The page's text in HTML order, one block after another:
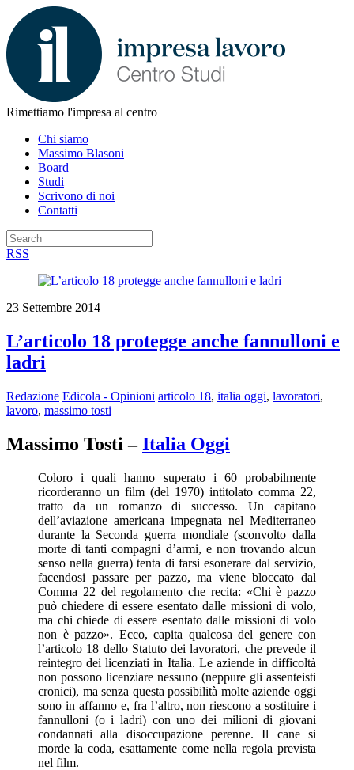
Rimettiamo l'impresa al centro
Chi siamo
Massimo Blasoni
Board
Studi
Scrivono di noi
Contatti
RSS
23 Settembre 2014
L’articolo 18 protegge anche fannulloni e
ladri
Redazione Edicola - Opinioni articolo 18, italia oggi, lavoratori,
lavoro, massimo tosti
Massimo Tosti –Italia Oggi
Coloro i quali hanno superato i 60 probabilmente
ricorderanno un film (del 1970) intitolato comma 22,
tratto da un romanzo di successo. Un capitano
dell’aviazione americana impegnata nel Mediterraneo
durante la Seconda guerra mondiale (sconvolto dalla
morte di tanti compagni d’armi, e non trovando alcun
senso nella guerra) tenta di farsi esonerare dal servizio,
facendosi passare per pazzo, ma viene bloccato dal
Comma 22 del regolamento che recita: «Chi è pazzo
può chiedere di essere esentato dalle missioni di volo,
ma chi chiede di essere esentato dalle missioni di volo
non è pazzo». Ecco, capita qualcosa del genere con
l’articolo 18 dello Statuto dei lavoratori, che prevede il
reintegro dei licenziati in Italia. Le aziende in difficoltà
non possono licenziare nessuno (neppure gli assenteisti
cronici), ma senza questa possibilità molte aziende oggi
sono in affanno e, fra l’altro, non riescono a sostituire i
fannulloni (o i ladri) con uno dei milioni di giovani
condannati alla disoccupazione perenne. Il cane si
morde la coda, esattamente come nella regola prevista
nel film.